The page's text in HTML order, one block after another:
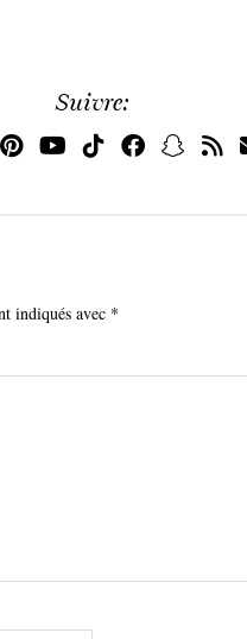
Suivre:
indiqués avec *